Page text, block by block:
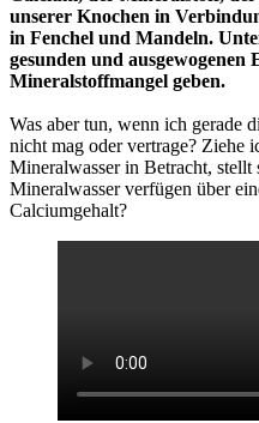
unserer Knochen in
in Fenchel und Mandeln.
gesunden und ausgewogenen
Mineralstoffmangel geben.
Was aber tun, wenn ich gerade
nicht mag oder vertrage? Ziehe
Mineralwasser in Betracht, stellt
Mineralwasser verfügen über
Calciumgehalt?